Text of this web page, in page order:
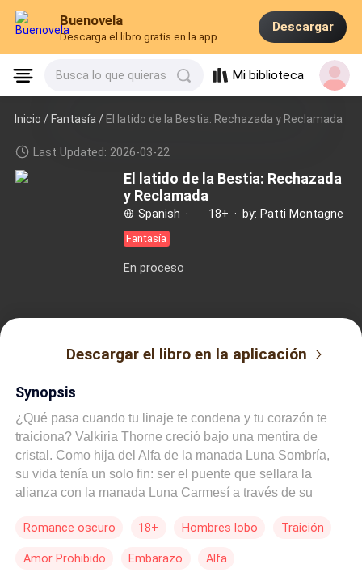
Buenovela
Descarga el libro gratis en la app
Descargar
Busca lo que quieras Mi biblioteca
Inicio /Fantasía / El latido de la Bestia: Rechazada y Reclamada
Last Updated: 2026-03-22
El latido de la Bestia: Rechazada
y Reclamada
Spanish · 18+ · by: Patti Montagne
Fantasía
En proceso
Descargar el libro en la aplicación
Synopsis
¿Qué pasa cuando tu linaje te condena y tu corazón te
traiciona? Valkiria Thorne creció bajo una mentira de
cristal. Como hija del Alfa de la manada Luna Sombría,
su vida tenía un solo fin: ser el puente que sellara la
alianza con la manada Luna Carmesí a través de su
salvación, pero la noche de la ceremonia, el destino le
cabello azabache se tiñó de una plata lunar y sus ojos se
Romance oscuro 18+ Hombres lobo Traición
Amor Prohibido Embarazo Alfa